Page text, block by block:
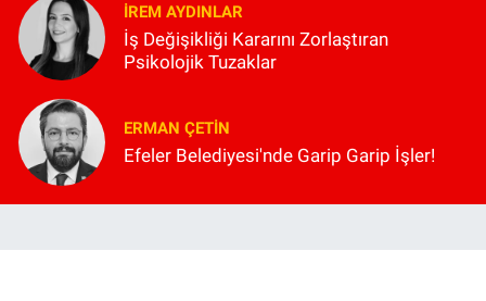
İREM AYDINLAR
İş Değişikliği Kararını Zorlaştıran
Psikolojik Tuzaklar
ERMAN ÇETIN
Efeler Belediyesi'nde Garip Garip İşler!